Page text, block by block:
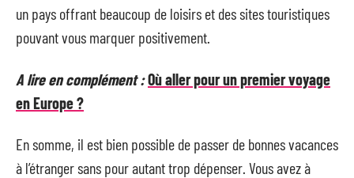
un pays offrant beaucoup de loisirs et des sites touristiques
pouvant vous marquer positivement.
A lire en complément :Où aller pour un premier voyage
en Europe ?
En somme, il est bien possible de passer de bonnes vacances
à l’étranger sans pour autant trop dépenser. Vous avez à